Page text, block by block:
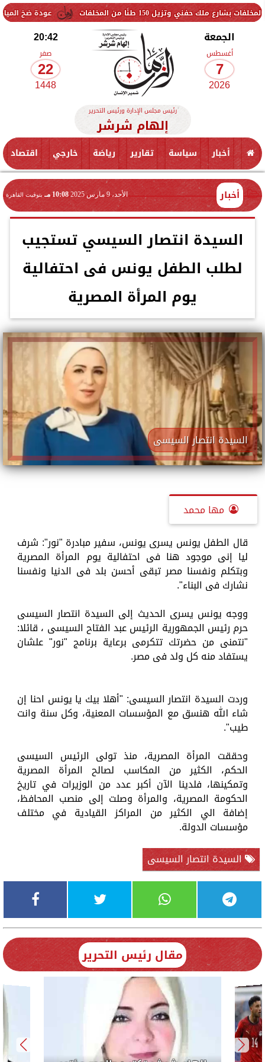
عودة ضخ المياه تدريجيًا 150 طنًا من المخلفات
الجمعة
أغسطس
7
2026
20:42
صفر
22
1448
رئيس مجلس الإدارة ورئيس التحرير
إلهام شرشر
أخبار سياسة تقارير رياضة خارجي اقتصاد
أخبار الأحد، 9 مارس 2025 10:08 مـ بتوقيت القاهرة
السيدة انتصار السيسي تستجيب
لطلب الطفل يونس فى احتفالية
يوم المرأة المصرية
السيدة انتصار السيسى
مها محمد
قال الطفل يونس يسرى يونس، سفير مبادرة "نور": شرف
ليا إنى موجود هنا فى احتفالية يوم المرأة المصرية
وبتكلم ونفسنا مصر تبقى أحسن بلد فى الدنيا ونفسنا
نشارك فى البناء".
ووجه يونس يسرى الحديث إلى السيدة انتصار السيسى
حرم رئيس الجمهورية الرئيس عبد الفتاح السيسى ، قائلا:
"نتمنى من حضرتك تتكرمى برعاية برنامج "نور" علشان
يستفاد منه كل ولد فى مصر.
وردت السيدة انتصار السيسى: "أهلا بيك يا يونس احنا إن
شاء الله هنسق مع المؤسسات المعنية، وكل سنة وانت
طيب".
وحققت المرأة المصرية، منذ تولى الرئيس السيسى
الحكم، الكثير من المكاسب لصالح المرأة المصرية
وتمكينها، فلدينا الآن أكبر عدد من الوزيرات في تاريخ
الحكومة المصرية، والمرأة وصلت إلى منصب المحافظ،
إضافة الي الكثير من المراكز القيادية في مختلف
مؤسسات الدولة.
السيدة انتصار السيسى
مقال رئيس التحرير